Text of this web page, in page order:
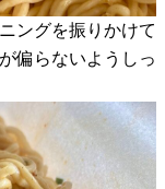
ングを振りかけて
偏らないようしっ